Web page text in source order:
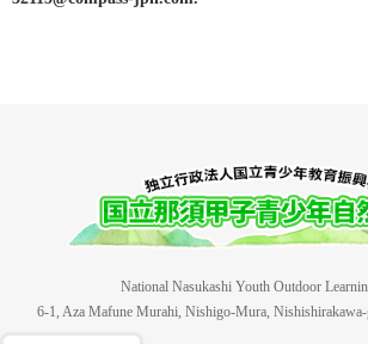
National Nasukashi Youth Outdoor
6-1, Aza Mafune Murahi, Nishigo-Mura, Nishishirakawa-
日本語